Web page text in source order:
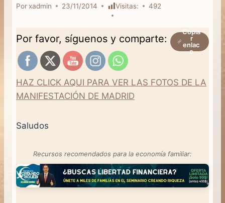
Por xadmin 23/11/2014 Visitas: 492
Por favor, síguenos y comparte:
Copia
r
enlac
e
HAZ CLICK AQUI PARA VER LAS FOTOS DE LA
MANIFESTACIÓN DE MADRID
Saludos
Recursos recomendados para la economía familiar: